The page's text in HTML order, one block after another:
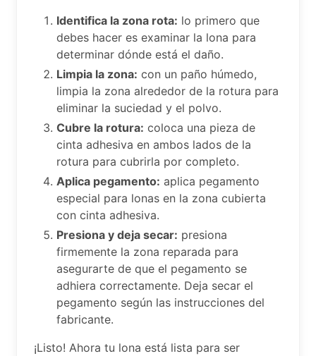
Identifica la zona rota: lo primero que
debes hacer es examinar la lona para
determinar dónde está el daño.
Limpia la zona: con un paño húmedo,
limpia la zona alrededor de la rotura para
eliminar la suciedad y el polvo.
Cubre la rotura: coloca una pieza de
cinta adhesiva en ambos lados de la
rotura para cubrirla por completo.
Aplica pegamento: aplica pegamento
especial para lonas en la zona cubierta
con cinta adhesiva.
Presiona y deja secar: presiona
firmemente la zona reparada para
asegurarte de que el pegamento se
adhiera correctamente. Deja secar el
pegamento según las instrucciones del
fabricante.
¡Listo! Ahora tu lona está lista para ser